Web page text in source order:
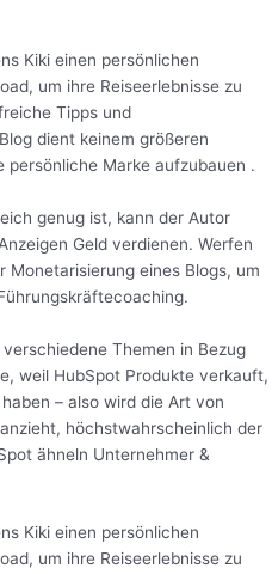
Kiki einen persönlichen
um ihre Reiseerlebnisse zu
Tipps und
dient keinem größeren
persönliche Marke aufzubauen .
genug ist, kann der Autor
Geld verdienen. Werfen
Monetarisierung eines Blogs, um
Themen in Bezug
weil HubSpot Produkte verkauft,
– also wird die Art von
höchstwahrscheinlich der
ähneln Unternehmer &
Kiki einen persönlichen
um ihre Reiseerlebnisse zu